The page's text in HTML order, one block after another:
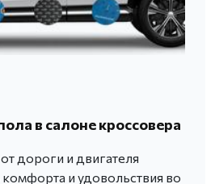
в салоне кроссовера
дороги и двигателя
и удовольствия во